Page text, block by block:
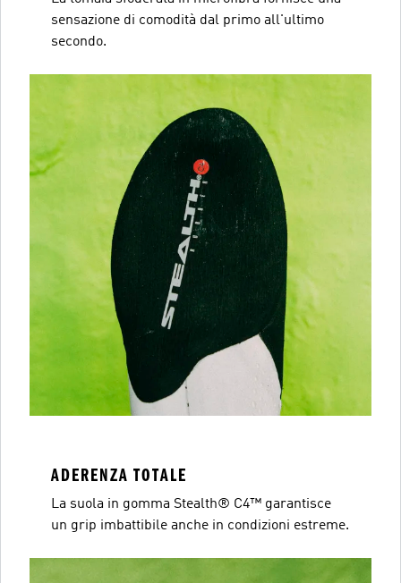
sensazione di comodità dal primo all'ultimo
secondo.
ADERENZA TOTALE
La suola in gomma Stealth® C4™ garantisce
un grip imbattibile anche in condizioni estreme.